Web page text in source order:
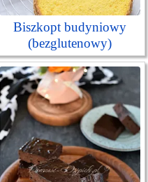
Biszkopt budyniowy
(bezglutenowy)